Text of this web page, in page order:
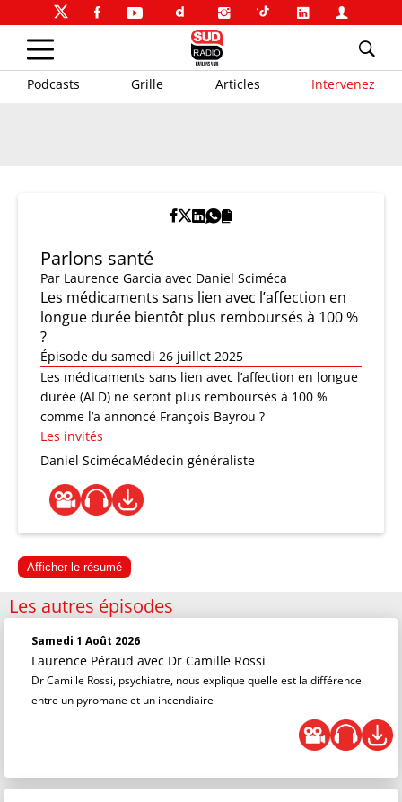
Podcasts Grille Articles Intervenez
Parlons santé
Par Laurence Garcia avec Daniel Sciméca
Les médicaments sans lien avec l’affection en
longue durée bientôt plus remboursés à 100 %
?
Épisode du samedi 26 juillet 2025
Les médicaments sans lien avec l’affection en longue
durée (ALD) ne seront plus remboursés à 100 %
comme l’a annoncé François Bayrou ?
Les invités
Daniel ScimécaMédecin généraliste
Afficher le résumé
Les autres épisodes
Samedi 1 Août 2026
Laurence Péraud avec Dr Camille Rossi
Dr Camille Rossi, psychiatre, nous explique quelle est la différence
entre un pyromane et un incendiaire